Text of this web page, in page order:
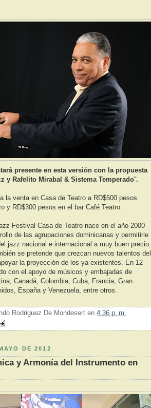
presente en esta versión con la propuesta
y Rafelito Mirabal & Sistema Temperado¨.
la venta en Casa de Teatro a RD$500 pesos
y RD$300 pesos en el bar Café Teatro.
Festival Casa de Teatro nace en el año 2000
de las agrupaciones dominicanas y permitirle
jazz nacional e internacional a muy buen precio.
se pretende que crezcan nuevos talentos del
la proyección de los ya existentes. En 12
con el apoyo de músicos y embajadas de
Canadá, Colombia, Cuba, Francia, Gran
España y Venezuela, entre otros.
Rodriguez De Mondesert en 4:36 p. m.
DE 2012
y Armonía del Instrumento en